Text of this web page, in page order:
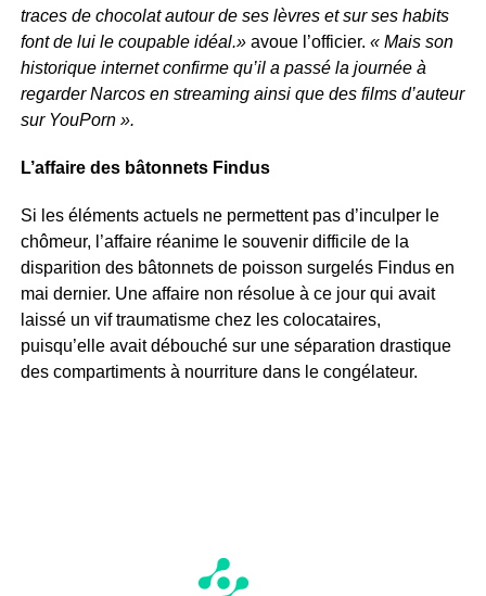
traces de chocolat autour de ses lèvres et sur ses habits
font de lui le coupable idéal.»avoue l’officier. « Mais son
historique internet confirme qu’il a passé la journée à
regarder Narcos en streaming ainsi que des films d’auteur
sur YouPorn ».
L’affaire des bâtonnets Findus
Si les éléments actuels ne permettent pas d’inculper le
chômeur, l’affaire réanime le souvenir difficile de la
disparition des bâtonnets de poisson surgelés Findus en
mai dernier. Une affaire non résolue à ce jour qui avait
laissé un vif traumatisme chez les colocataires,
puisqu’elle avait débouché sur une séparation drastique
des compartiments à nourriture dans le congélateur.